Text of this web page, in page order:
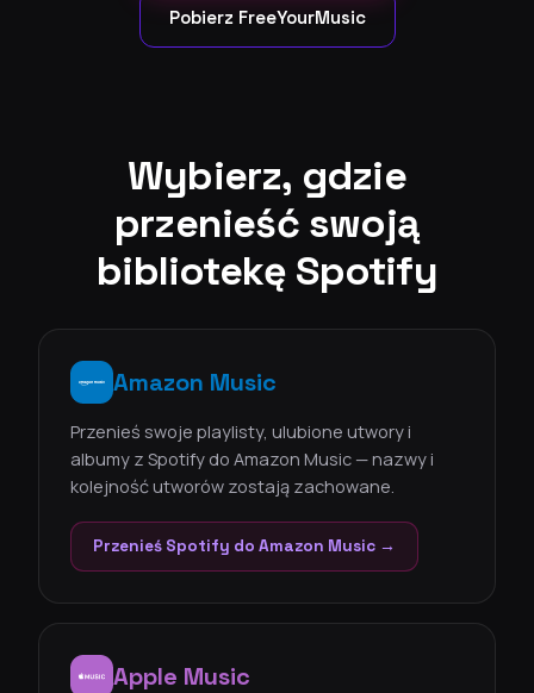
Pobierz FreeYourMusic
Wybierz, gdzie
przenieść swoją
bibliotekę Spotify
Amazon Music
Przenieś swoje playlisty, ulubione utwory i
albumy z Spotify do Amazon Music — nazwy i
kolejność utworów zostają zachowane.
Przenieś Spotify do Amazon Music →
Apple Music